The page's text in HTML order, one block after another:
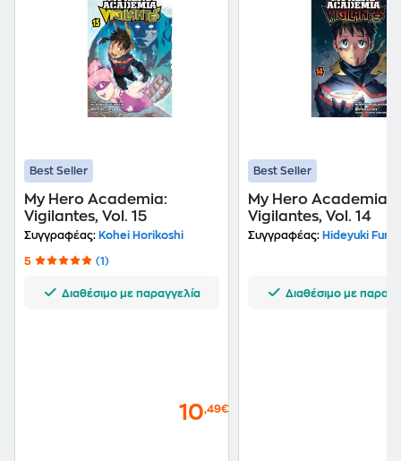
Best Seller
My Hero Academia:
Vigilantes, Vol. 15
Συγγραφέας: Kohei Horikoshi
5 (1)
Διαθέσιμο με παραγγελία
10,49€
Best Seller
My Hero Academia:
Vigilantes, Vol. 14
Συγγραφέας: Hideyuki
Διαθέσιμο με